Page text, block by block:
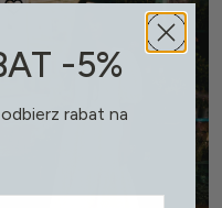
-5%
rabat na